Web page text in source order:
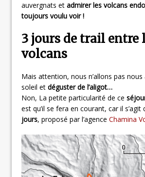
auvergnats et admirer les volcans
toujours voulu voir !
3 jours de trail entre
volcans
Mais attention, nous n’allons pas nous
soleil et déguster de l’aligot…
Non, La petite particularité de ce
est qu’il se fera en courant, car il s’agit
jours, proposé par l’agence Chamina